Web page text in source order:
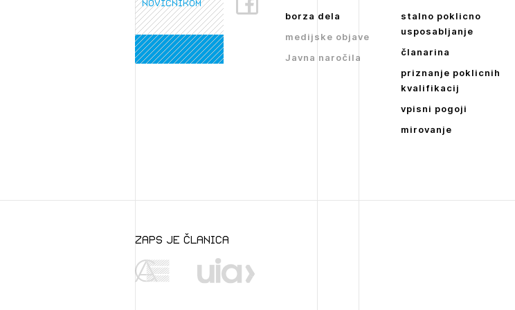
novičnikom
borza dela
medijske objave
Javna naročila
stalno poklicno
usposabljanje
članarina
priznanje poklicnih
kvalifikacij
vpisni pogoji
mirovanje
zaps je članica